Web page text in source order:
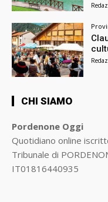
CHI SIAMO
Pordenone Oggi
Quotidiano online
Tribunale di
IT01816440935